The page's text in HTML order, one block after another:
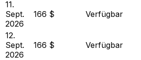
11.
Sept.
2026
166 $ Verfügbar
12.
Sept.
2026
166 $ Verfügbar